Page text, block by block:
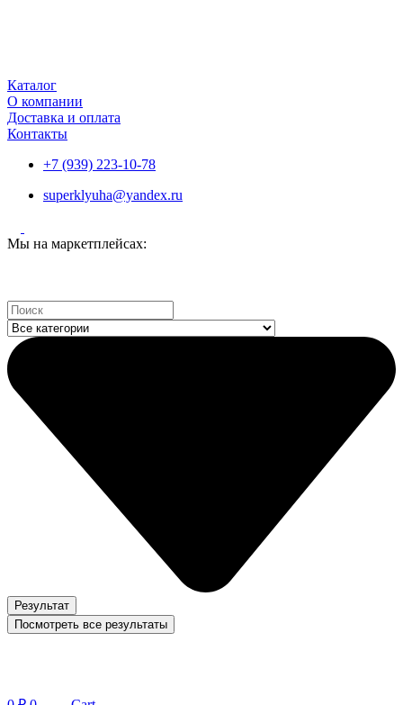
Каталог
О компании
Доставка и оплата
Контакты
+7 (939) 223-10-78
superklyuha@yandex.ru
Мы на маркетплейсах:
Search
...
Результат
Посмотреть все результаты